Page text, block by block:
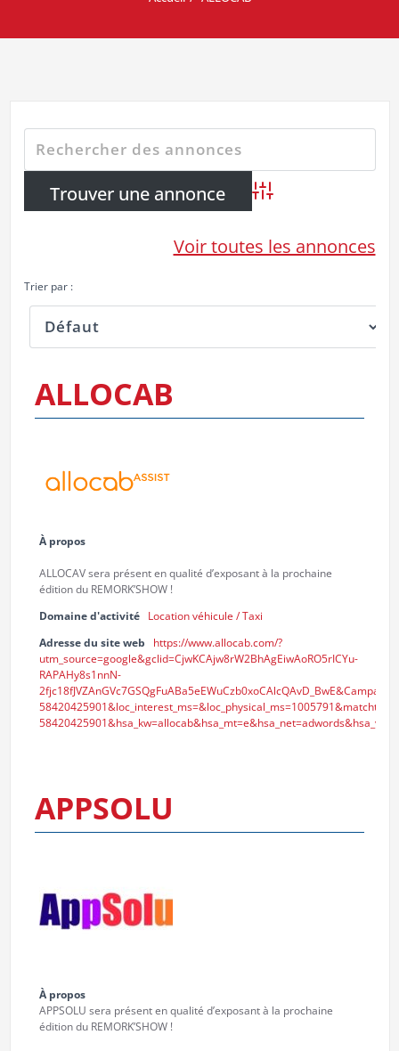
Advanced Search
Voir toutes les annonces
Trier par :
ALLOCAB
À propos
ALLOCAV sera présent en qualité d’exposant à la prochaine
édition du REMORK’SHOW !
Domaine d'activité
Location véhicule / Taxi
Adresse du site web
https://www.allocab.com/?
utm_source=google&gclid=CjwKCAjw8rW2BhAgEiwAoRO5rICYu-
RAPAHy8s1nnN-
APPSOLU
À propos
APPSOLU sera présent en qualité d’exposant à la prochaine
édition du REMORK’SHOW !